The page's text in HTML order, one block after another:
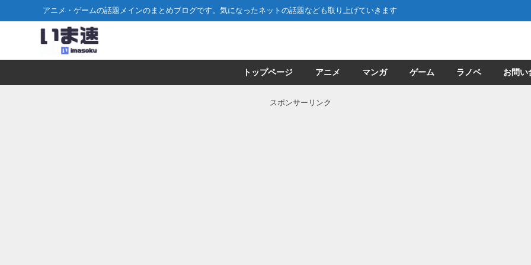
アニメ・ゲームの話題メインのまとめブログです。気になったネットの話題なども取り上げていきます
トップページ アニメ マンガ ゲーム ラノベ お問い
スポンサーリンク